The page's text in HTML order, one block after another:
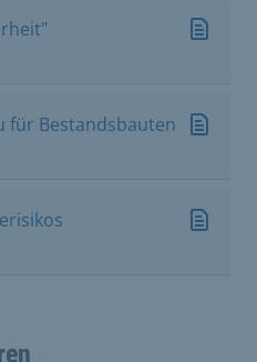
für Bestandsbauten